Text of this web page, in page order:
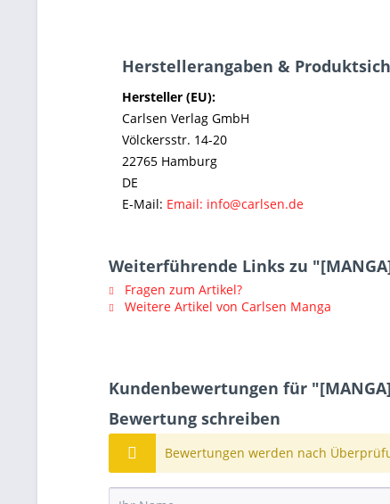
Herstellerangaben &
Hersteller (EU):
Carlsen Verlag GmbH
Völckersstr. 14-20
22765 Hamburg
DE
E-Mail: Email: info@carlsen.de
Weiterführende Links zu
Fragen zum Artikel?
Weitere Artikel von Carlsen Manga
Kundenbewertungen für
Bewertung schreiben
Bewertungen werden nach